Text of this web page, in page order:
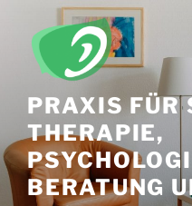
Inhalt
springen
PRAXIS FÜR
THERAPIE,
BERATUNG